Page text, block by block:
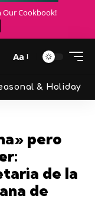
Our Cookbook!
Aa
& Holiday
pero
de la
de